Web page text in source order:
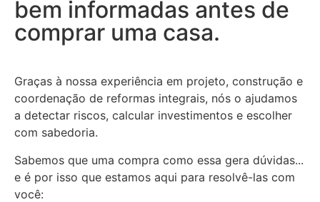
bem informadas antes de
comprar uma casa.
Graças à nossa experiência em projeto, construção e
coordenação de reformas integrais, nós o ajudamos
a detectar riscos, calcular investimentos e escolher
com sabedoria.
Sabemos que uma compra como essa gera dúvidas...
e é por isso que estamos aqui para resolvê-las com
você:
desempenho
possível
durante sua
cookies,
alguns
recursos
desaparecerão
do site.
Marketing